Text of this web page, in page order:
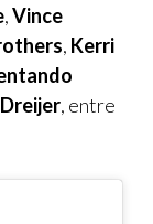
,Vince
, Kerri
, entre